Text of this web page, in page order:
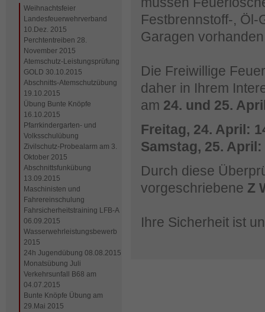
Weihnachtsfeier
Landesfeuerwehrverband
10.Dez. 2015
Perchtentreiben 28.
November 2015
Atemschutz-Leistungsprüfung
GOLD 30.10.2015
Abschnitts-Atemschutzübung
19.10.2015
Übung Bunte Knöpfe
16.10.2015
Pfarrkindergarten- und
Volksschulübung
Zivilschutz-Probealarm am 3.
Oktober 2015
Abschnittsfunkübung
13.09.2015
Maschinisten und
Fahrereinschulung
Fahrsicherheitstraining LFB-A
06.09.2015
Wasserwehrleistungsbewerb
2015
24h Jugendübung 08.08.2015
Monatsübung Juli
Verkehrsunfall B68 am
04.07.2015
Bunte Knöpfe Übung am
29.Mai 2015
Festbrennstoff-,
Garagen
Die Freiwillige
daher in Ihrem
am 24. und 25.
Freitag, 24. April:
Samstag, 25.
Durch diese
vorgeschriebene Z
Ihre Sicherheit ist